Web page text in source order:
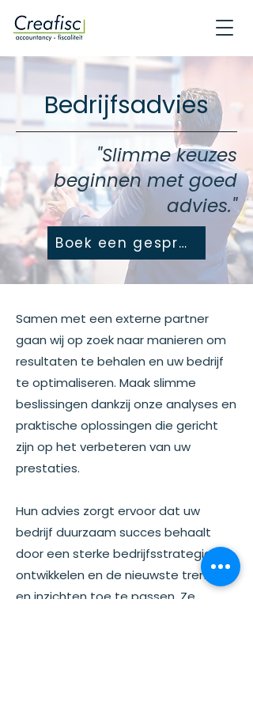
Bedrijfsadvies
"Slimme keuzes
beginnen met goed
advies."
Boek een gesprek
Samen met een externe partner
gaan wij op zoek naar manieren om
resultaten te behalen en uw bedrijf
te optimaliseren. Maak slimme
beslissingen dankzij onze analyses en
praktische oplossingen die gericht
zijn op het verbeteren van uw
prestaties.
Hun advies zorgt ervoor dat uw
bedrijf duurzaam succes behaalt
door een sterke bedrijfsstrategie te
ontwikkelen en de nieuwste trends
en inzichten toe te passen. Ze